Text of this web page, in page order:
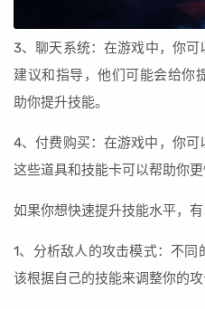
3、聊天系统：在游戏中，你
建议和指导，他们可能会给你
助你提升技能。
4、付费购买：在游戏中，你可
这些道具和技能卡可以帮助你更
如果你想快速提升技能水平，有
1、分析敌人的攻击模式：不
该根据自己的技能来调整你的攻